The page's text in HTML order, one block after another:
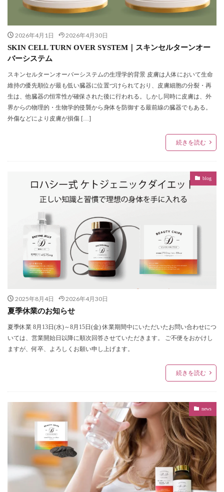
2026年4月1日 2026年4月30日
SKIN CELL TURN OVER SYSTEM｜スキンセルターンオー
バーシステム
スキンセルターンオーバーシステムの生理学的背景 皮膚は人体において生命
維持の優先順位が最も低い臓器に位置づけられており、皮膚細胞の分裂・再
生は、他臓器の恒常性が確保された後に行われる。しかし同時に皮膚は、外
界からの物理的・生物学的侵襲から身体を防御する最前線の臓器でもある。
外傷などにより皮膚が損傷 […]
続きを読む
blog
2025年8月4日 2026年4月30日
夏季休業のお知らせ
夏季休業 8月13日(水)～8月15日(金) 休業期間中にいただいたお問い合わせにつ
いては、営業開始日以降に順次回答させていただきます。 ご不便をおかけし
ますが、何卒、よろしくお願い申し上げます。
続きを読む
news